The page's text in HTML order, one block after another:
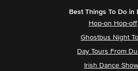
Best Things To Do in
Hop-on Hop-off
Ghostbus Night
Day Tours From
Irish Dance